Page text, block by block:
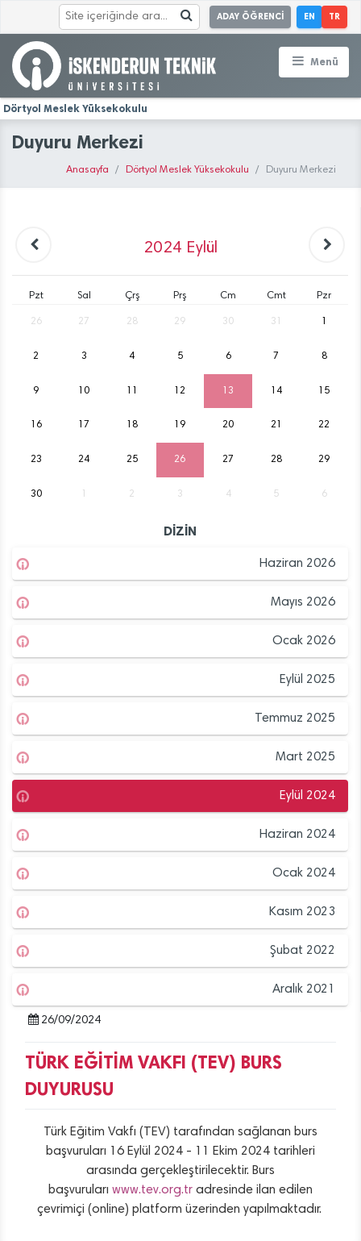
ADAY ÖĞRENCİ EN TR
Menü
Dörtyol Meslek Yüksekokulu
Duyuru Merkezi
Anasayfa Dörtyol Meslek Yüksekokulu Duyuru Merkezi
2024 Eylül
Pzt Sal Çrş Prş Cm Cmt Pzr
26 27 28 29 30 31
2 3 4 5 6 7 8
9 10 12 13 14 15
16 17 18 19 20 21 22
23 24 25 26 27 28 29
30 2 3 4 5 6
DİZİN
Haziran 2026
Mayıs 2026
Ocak 2026
Eylül 2025
Temmuz 2025
Mart 2025
Eylül 2024
Haziran 2024
Ocak 2024
Kasım 2023
Şubat 2022
Aralık 2021
26/09/2024
TÜRK EĞİTİM VAKFI (TEV) BURS
DUYURUSU
Türk Eğitim Vakfı (TEV) tarafından sağlanan burs
başvuruları 16 Eylül 2024 - 11 Ekim 2024 tarihleri
arasında gerçekleştirilecektir. Burs
başvuruları www.tev.org.tr adresinde ilan edilen
çevrimiçi (online) platform üzerinden yapılmaktadır.